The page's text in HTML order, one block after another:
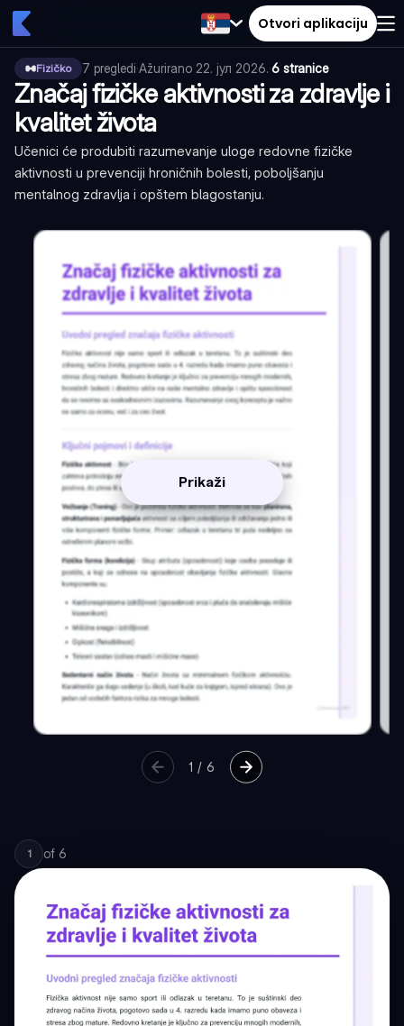
Otvori aplikaciju
Fizičko 7 pregledi·Ažurirano 22. јул 2026.·6 stranice
Značaj fizičke aktivnosti za zdravlje i
kvalitet života
Učenici će produbiti razumevanje uloge redovne fizičke
aktivnosti u prevenciji hroničnih bolesti, poboljšanju
mentalnog zdravlja i opštem blagostanju.
Prikaži
1 /6
1 of 6